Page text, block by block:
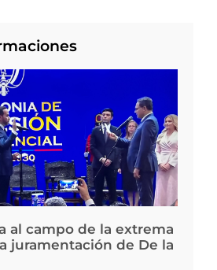
al campo de la extrema
juramentación de De la